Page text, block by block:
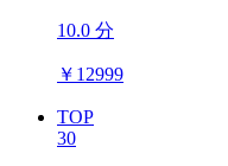
10.0 分
￥ 12999
TOP
30